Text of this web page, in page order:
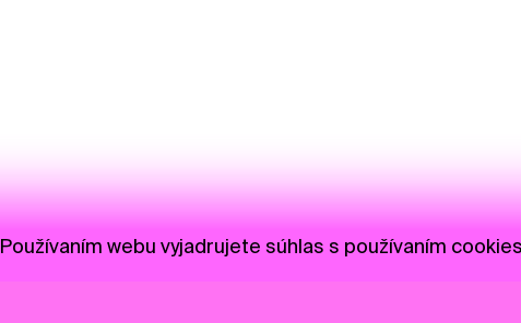
Používaním webu vyjadrujete súhlas s používaním